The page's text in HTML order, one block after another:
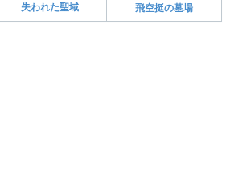
失われた聖域 飛空挺の墓場